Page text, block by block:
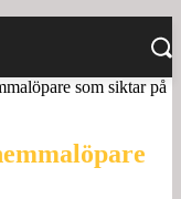
som siktar på